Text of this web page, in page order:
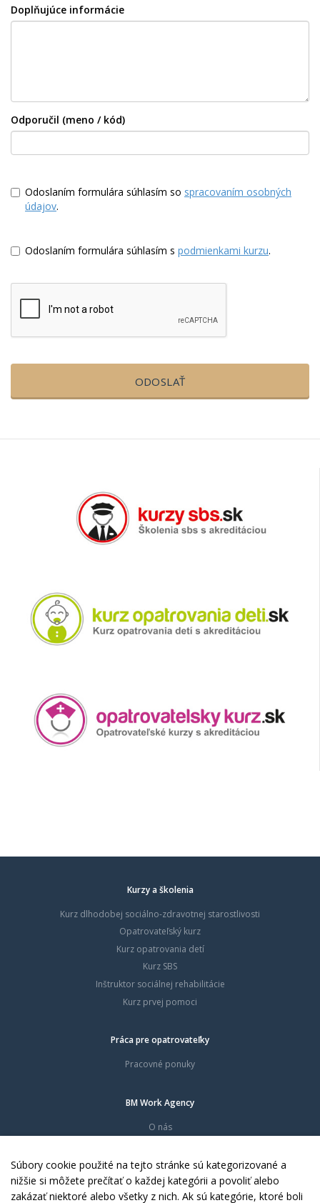
Doplňujúce informácie
Odporučil (meno / kód)
Odoslaním formulára súhlasím so spracovaním osobných
údajov.
Odoslaním formulára súhlasím s podmienkami kurzu.
ODOSLAŤ
Kurzy a školenia
Kurz dlhodobej sociálno-zdravotnej starostlivosti
Opatrovateľský kurz
Kurz opatrovania detí
Kurz SBS
Inštruktor sociálnej rehabilitácie
Kurz prvej pomoci
Práca pre opatrovateľky
Pracovné ponuky
BM Work Agency
O nás
Dokumenty
Kontakty
Súbory cookie použité na tejto stránke sú kategorizované a
nižšie si môžete prečítať o každej kategórii a povoliť alebo
zakázať niektoré alebo všetky z nich. Ak sú kategórie, ktoré boli